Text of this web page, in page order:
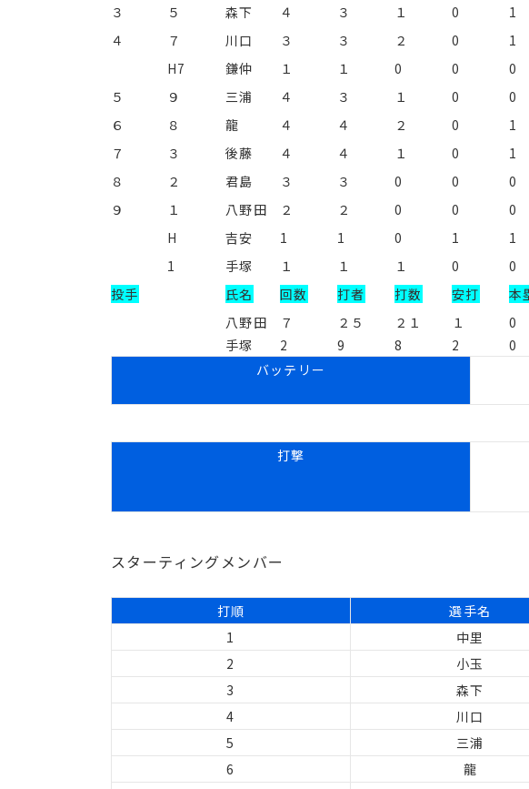
３
５ 森下 ４ ３ １ 0 1
４
７ 川口 ３ ３ ２ 0 1
H7
鎌仲 １ １ 0 0 0
５
９ 三浦 ４ ３ １ 0 0
６
８ 龍 ４ ４ ２ 0 1
７
３ 後藤 ４ ４ １ 0 1
８
２ 君島 ３ ３ 0 0 0
９
１ 八野田 ２ ２ 0 0 0
H
吉安 1 1 0 1 1
1
手塚 １ １ １ 0 0
投手
氏名 回数 打者 打数 安打 本
八野田
７ ２５ ２１ １ 0
手塚
2 9 8 2 0
バッテリー
打撃
スターティングメンバー
打順 選手名
1
中里
2
小玉
3
森下
4
川口
5
三浦
6
龍